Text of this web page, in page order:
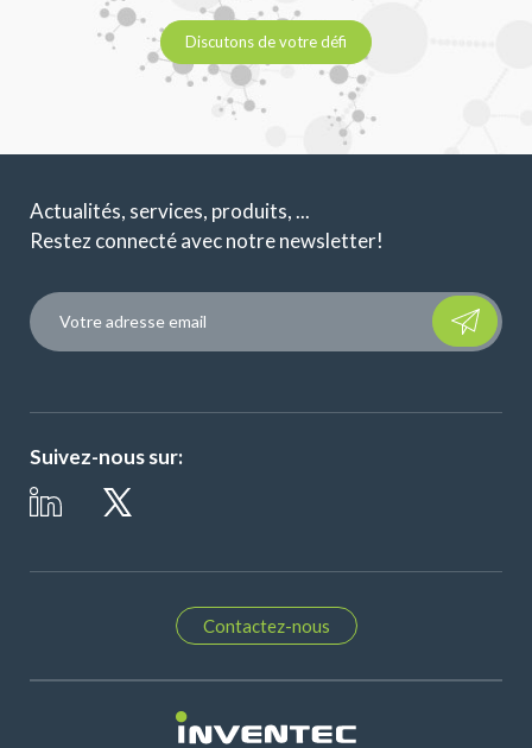
Discutons de votre défi
Actualités, services, produits, ...
Restez connecté avec notre newsletter!
Please
Suivez-nous sur:
Contactez-nous